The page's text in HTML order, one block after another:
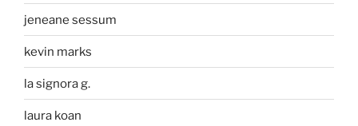
jeneane sessum
kevin marks
la signora g.
laura koan